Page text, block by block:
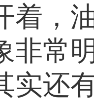
着，
非常
实还